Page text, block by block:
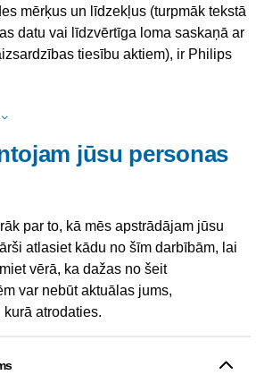
mērķus un līdzekļus (turpmāk tekstā
datu vai līdzvērtīga loma saskaņā ar
tiesību aktiem), ir Philips
jūsu personas
par to, kā mēs apstrādājam jūsu
atlasiet kādu no šīm darbībām, lai
vērā, ka dažas no šeit
var nebūt aktuālas jums,
atrodaties.